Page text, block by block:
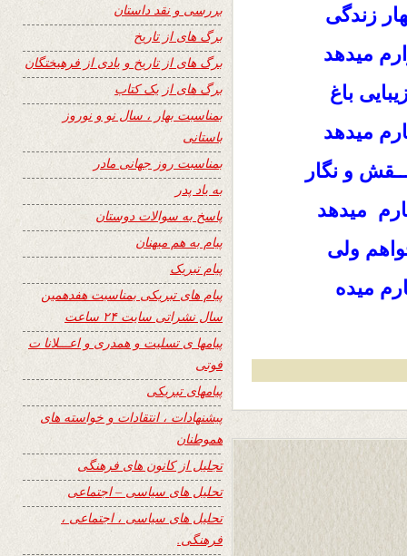
زندگی
میدهد
باغ
میدهد
و نگار
میدهد
ولی
میده
بررسی و نقد داستان
برگ های از تاریخ
برگ های از تاریخ و یادی از فرهیختگان
برگ های از یک کتاب
بمناسبت بهار ، سال نو و نوروز
باستانی
بمناسبت روز جهانی مادر
به یاد پدر
پاسخ به سوالات دوستان
پیام به هم میهنان
پیام تبریک
پیام های تبریکی بمناسبت هفدهمین
سال نشراتی سایت ۲۴ ساعت
پیامها ی تسلیت و همدری و اعـــلانا ت
فوتی
پیامهای تبریکی
پیشنهادات ، انتقادات و خواسته های
هموطنان
تجلیل از کانون های فرهنگی
تحلیل های سیاسی – اجتماعی
تحلیل های سیاسی ، اجتماعی ،
فرهنگی.